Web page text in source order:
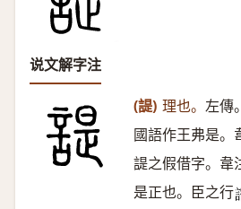
说文解字注
(諟) 理也。 左傳
國語作王弗是。
諟之假借字。韋
是正也。臣之行